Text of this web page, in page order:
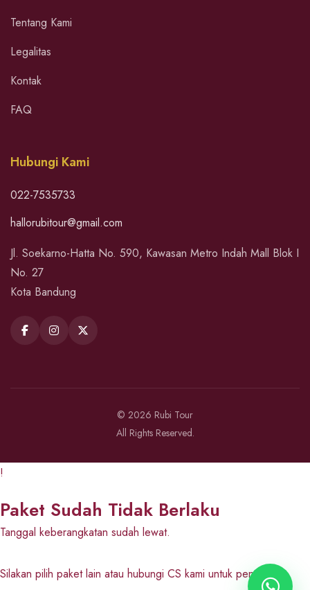
Tentang Kami
Legalitas
Kontak
FAQ
Hubungi Kami
022-7535733
hallorubitour@gmail.com
Jl. Soekarno-Hatta No. 590, Kawasan Metro Indah Mall Blok I
No. 27
Kota Bandung
© 2026 Rubi Tour
All Rights Reserved.
!
Paket Sudah Tidak Berlaku
Tanggal keberangkatan sudah lewat.
Silakan pilih paket lain atau hubungi CS kami untuk penawaran